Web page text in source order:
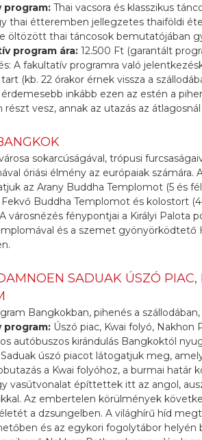
program: Thai vacsora és klasszikus
thai étteremben jellegzetes thaiföldi
öltözött thai táncosok bemutatójában
program ára: 12.500 Ft (garantált
A fakultatív programra való
(kb. 22 órakor érnek vissza a
inkább ezen az estén a
részt vesz, annak az utazás az
sokarcúságával, trópusi
óriási élmény az európaiak számára.
az Arany Buddha Templomot (5 és
Buddha Templomot és kolostort
A városnézés fénypontjai a Királyi Palota
és a szemet gyönyörködtető
SADUAK ÚSZÓ PIAC,
Bangkokban, pihenés a
program: Úszó piac, Kwai folyó, Nakhon
autóbuszos kirándulás Bangkoktól
úszó piacot látogatjuk meg,
a Kwai folyóhoz, a burmai határ
vasútvonalat építtettek itt az angol,
Az embertelen körülmények
a dzsungelben. A világhírű híd
és az egykori fogolytábor